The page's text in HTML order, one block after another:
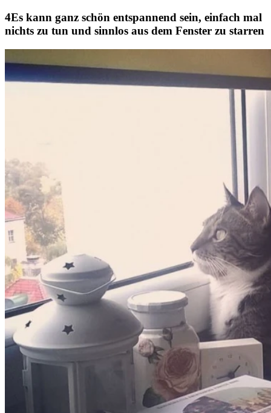
Es kann ganz schön entspannend sein, einfach mal
nichts zu tun und sinnlos aus dem Fenster zu starren